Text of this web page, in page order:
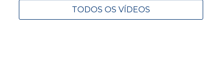
TODOS OS VÍDEOS